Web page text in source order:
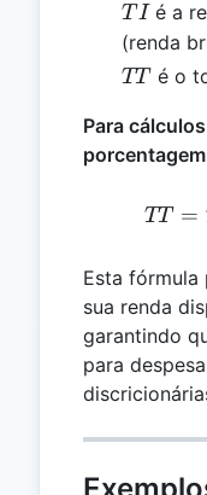
TI
T Ié a
(renda
TT
TT é o
Para
TT =
Esta fórmula
sua renda
garantindo
para